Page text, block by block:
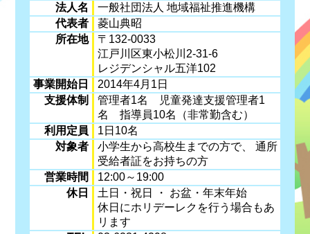
法人名
一般社団法人 地域福祉推進機構
代表者
菱山典昭
所在地
〒132-0033
江戸川区東小松川2-31-6
レジデンシャル五洋102
事業開始日
2014年4月1日
支援体制
管理者1名 児童発達支援管理者1
名 指導員10名（非常勤含む）
利用定員
1日10名
対象者
小学生から高校生までの方で、 通所
受給者証をお持ちの方
営業時間
12:00～19:00
休日
土日・祝日 ・ お盆・年末年始
休日にホリデーレクを行う場合もあ
リます